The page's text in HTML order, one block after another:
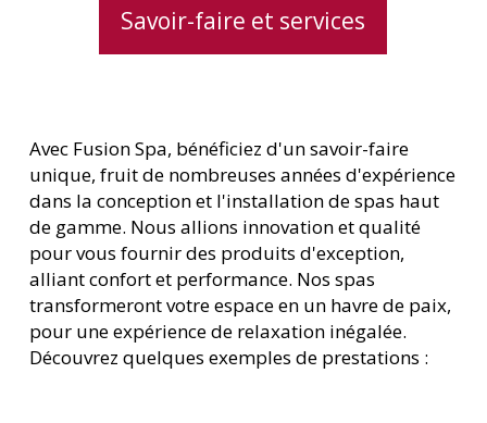
Savoir-faire et services
Avec Fusion Spa, bénéficiez d'un savoir-faire
unique, fruit de nombreuses années d'expérience
dans la conception et l'installation de spas haut
de gamme. Nous allions innovation et qualité
pour vous fournir des produits d'exception,
alliant confort et performance. Nos spas
transformeront votre espace en un havre de paix,
pour une expérience de relaxation inégalée.
Découvrez quelques exemples de prestations :